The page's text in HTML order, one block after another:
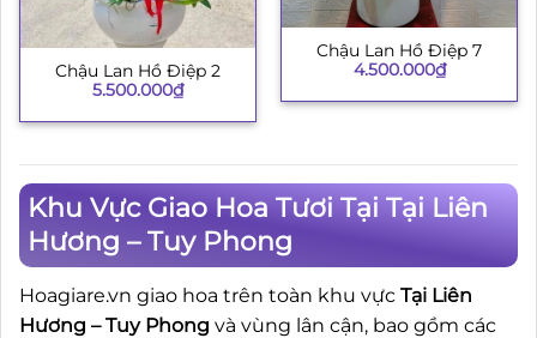
Chậu Lan Hồ Điệp 2
5.500.000₫
Chậu Lan Hồ Điệp 7
4.500.000₫
Khu Vực Giao Hoa Tươi Tại Tại Liên
Hương – Tuy Phong
Hoagiare.vn giao hoa trên toàn khu vực Tại Liên
Hương – Tuy Phong và vùng lân cận, bao gồm các